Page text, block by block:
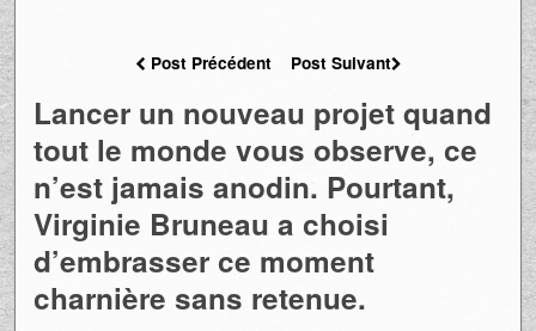
Post Précédent Post Suivant
Lancer un nouveau projet quand
tout le monde vous observe, ce
n’est jamais anodin. Pourtant,
Virginie Bruneau a choisi
d’embrasser ce moment
charnière sans retenue.